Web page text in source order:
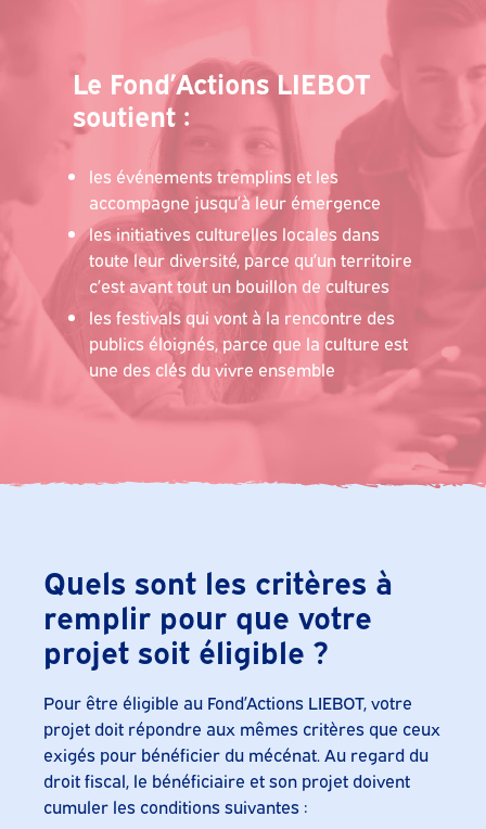
Le Fond’Actions LIEBOT
soutient :
les événements tremplins et les
accompagne jusqu’à leur émergence
les initiatives culturelles locales dans
toute leur diversité, parce qu’un territoire
c’est avant tout un bouillon de cultures
les festivals qui vont à la rencontre des
publics éloignés, parce que la culture est
une des clés du vivre ensemble
Quels sont les critères à
remplir pour que votre
projet soit éligible ?
Pour être éligible au Fond’Actions LIEBOT, votre
projet doit répondre aux mêmes critères que ceux
exigés pour bénéficier du mécénat. Au regard du
droit fiscal, le bénéficiaire et son projet doivent
cumuler les conditions suivantes :